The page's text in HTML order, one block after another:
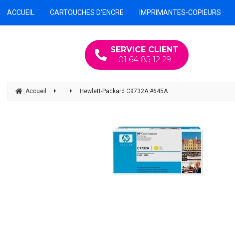
SERVICE CLIENT
01 64 85 12 29
ACCUEIL CARTOUCHES D'ENCRE IMPRIMANTES-COPIEURS
Accueil Hewlett-Packard C9732A #645A